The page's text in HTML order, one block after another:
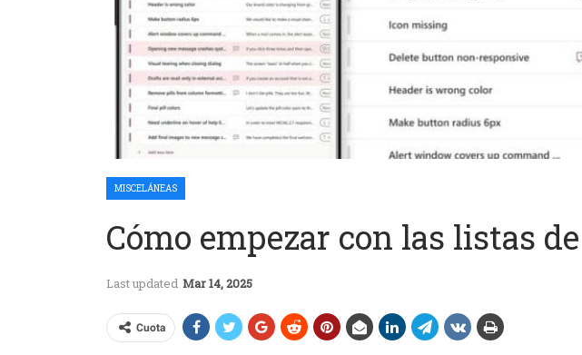
MISCELÁNEAS
Cómo empezar con las listas
Last updated Mar 14, 2025
Cuota